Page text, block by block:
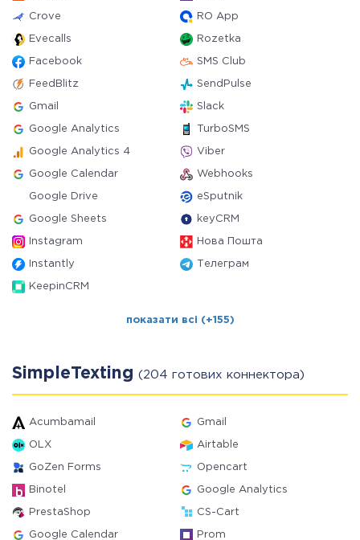
Crove RO App
Evecalls Rozetka
Facebook SMS Club
FeedBlitz SendPulse
Gmail Slack
Google Analytics TurboSMS
Google Analytics 4 Viber
Google Calendar Webhooks
Google Drive eSputnik
Google Sheets keyCRM
Instagram Нова Пошта
Instantly Телеграм
KeepinCRM
показати всі (+155)
SimpleTexting (204 готових коннектора)
Acumbamail Gmail
OLX Airtable
GoZen Forms Opencart
Binotel Google Analytics
PrestaShop CS-Cart
Google Calendar Prom